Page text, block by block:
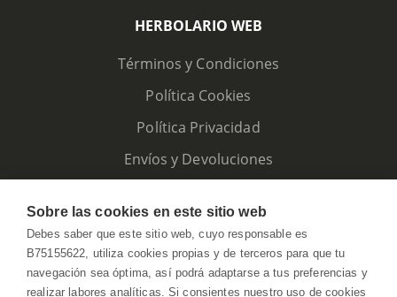
HERBOLARIO WEB
Términos y Condiciones
Política Cookies
Política Privacidad
Envíos y Devoluciones
Sobre las cookies en este sitio web
Debes saber que este sitio web, cuyo responsable es
B75155622, utiliza cookies propias y de terceros para que tu
navegación sea óptima, así podrá adaptarse a tus preferencias y
realizar labores analíticas. Si consientes nuestro uso de cookies